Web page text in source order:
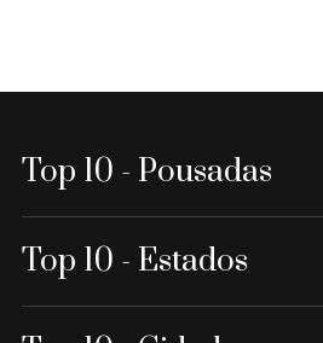
Top 10 - Pousadas
Top 10 - Estados